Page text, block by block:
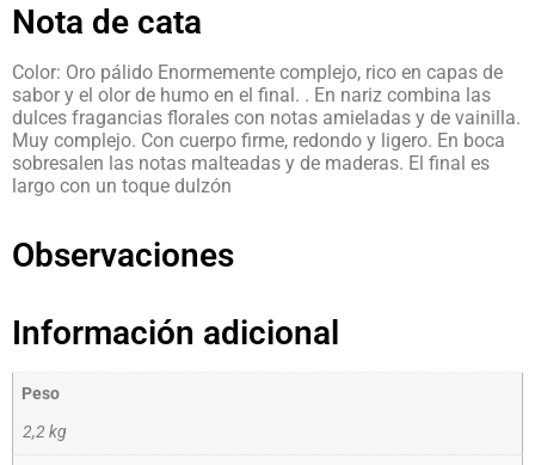
Nota de cata
Color: Oro pálido Enormemente complejo, rico en capas de
sabor y el olor de humo en el final. . En nariz combina las
dulces fragancias florales con notas amieladas y de vainilla.
Muy complejo. Con cuerpo firme, redondo y ligero. En boca
sobresalen las notas malteadas y de maderas. El final es
largo con un toque dulzón
Observaciones
Información adicional
Peso
2,2 kg